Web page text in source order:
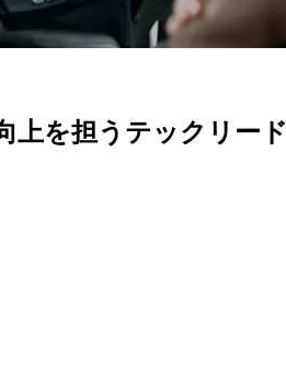
上を担うテックリード